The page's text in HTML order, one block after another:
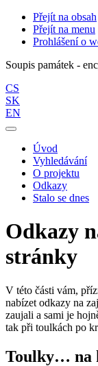
Přejít na obsah
Přejít na menu
Prohlášení o
Soupis památek -
CS
SK
EN
Úvod
Vyhledávání
O projektu
Odkazy
Stalo se dnes
Odkazy
stránky
V této části vám,
nabízet odkazy na
zaujali a sami je
tak při toulkách po
Toulky… na